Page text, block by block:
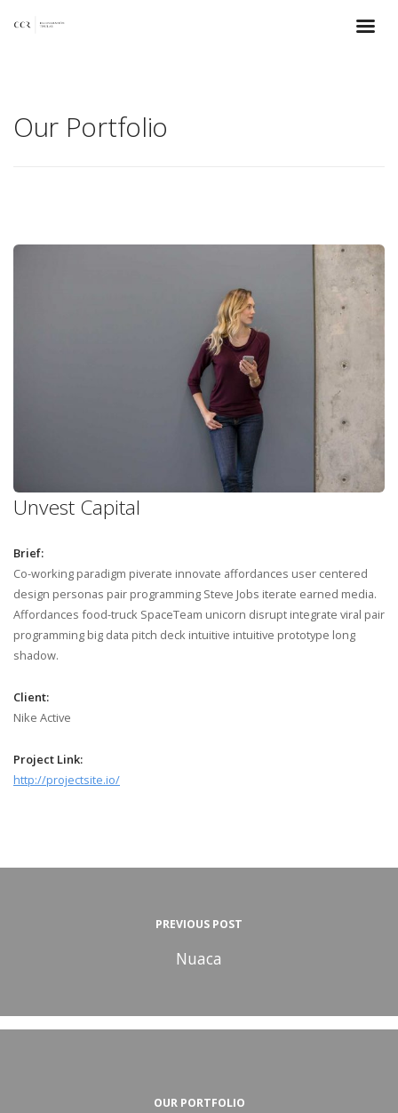
Our Portfolio
Unvest Capital
Brief:
Co-working paradigm piverate innovate affordances user centered
design personas pair programming Steve Jobs iterate earned media.
Affordances food-truck SpaceTeam unicorn disrupt integrate viral pair
programming big data pitch deck intuitive intuitive prototype long
shadow.
Client:
Nike Active
Project Link:
http://projectsite.io/
PREVIOUS POST
Nuaca
OUR PORTFOLIO